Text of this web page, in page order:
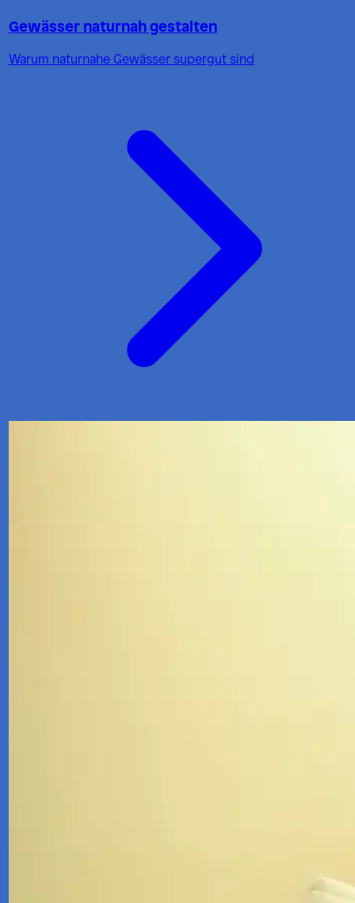
Gewässer naturnah gestalten
Warum naturnahe Gewässer supergut sind